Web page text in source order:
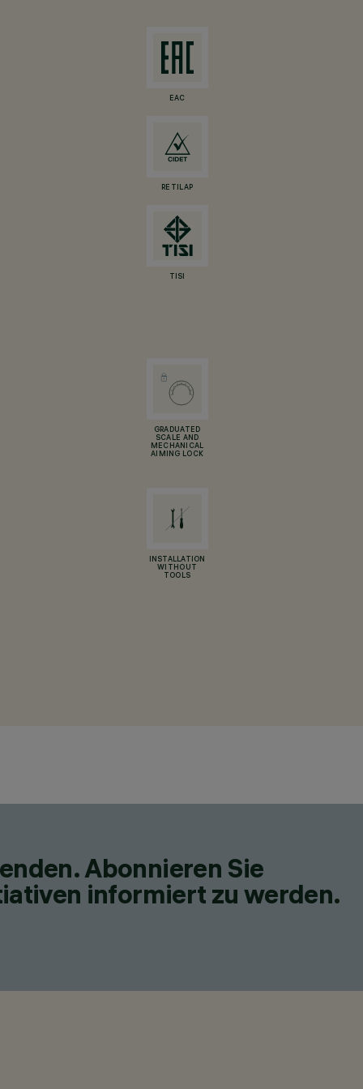
EAC
RETILAP
TISI
GRADUATED
SCALE AND
MECHANICAL
AIMING LOCK
INSTALLATION
WITHOUT
TOOLS
Abonnieren Sie
informiert zu werden.